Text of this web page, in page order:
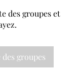
des groupes et
groupes